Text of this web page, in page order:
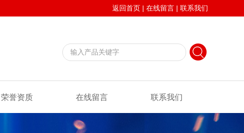
返回首页 | 在线留言 | 联系我们
荣誉资质 在线留言 联系我们